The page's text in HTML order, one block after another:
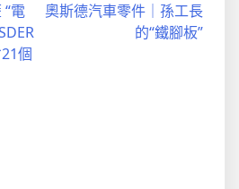
電
個
奧斯德汽車零件｜孫工長
的“鐵腳板”